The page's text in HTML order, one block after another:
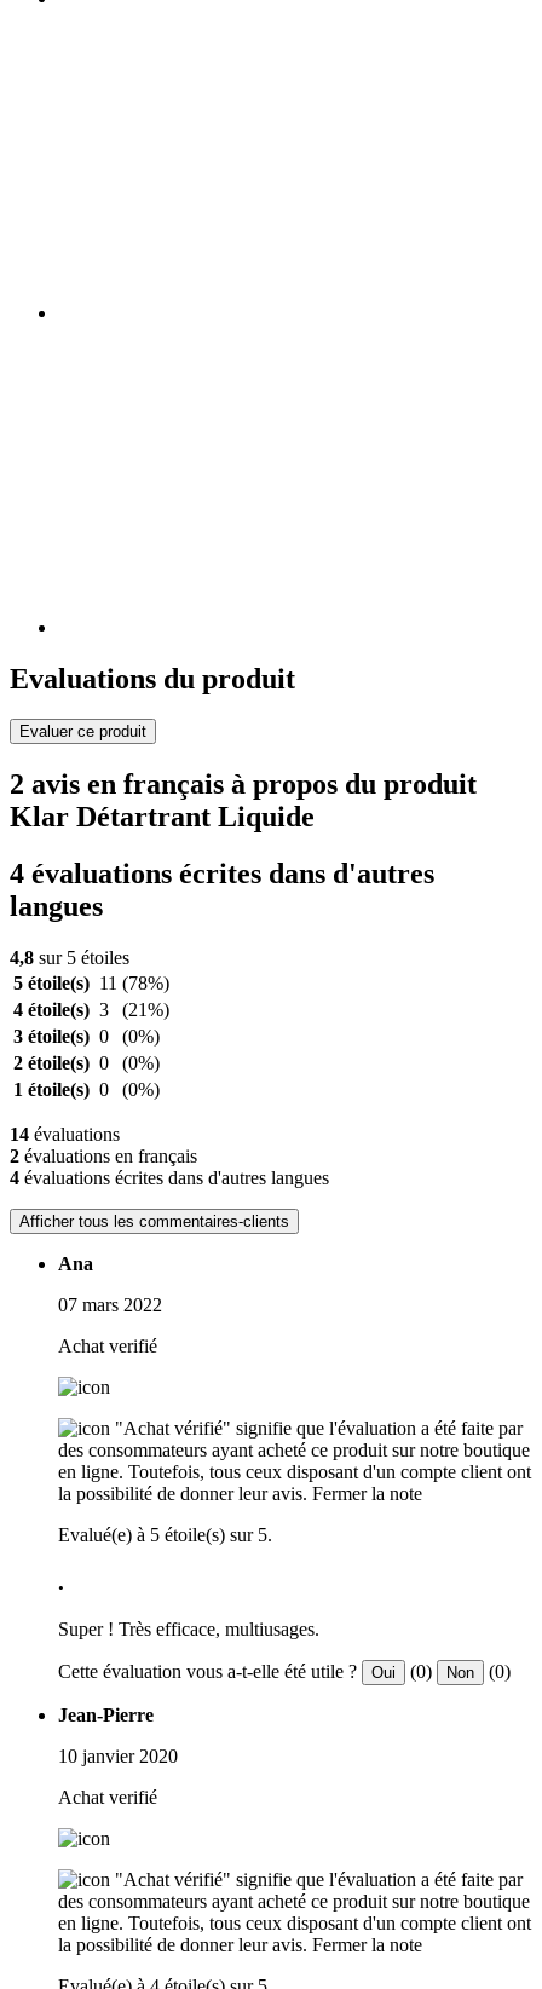
Evaluations du produit
Evaluer ce produit
2 avis en français à propos du produit
Klar Détartrant Liquide
4 évaluations écrites dans d'autres
langues
4,8 sur 5 étoiles
5 étoile(s) 11 (78%)
4 étoile(s) 3
(21%)
3 étoile(s) 0
(0%)
2 étoile(s) 0
(0%)
1 étoile(s) 0 (0%)
14 évaluations
2 évaluations en français
4 évaluations écrites dans d'autres langues
Afficher tous les commentaires-clients
Ana
07 mars 2022
Achat verifié
"Achat vérifié" signifie que l'évaluation a été faite par
des consommateurs ayant acheté ce produit sur notre boutique
en ligne. Toutefois, tous ceux disposant d'un compte client ont
la possibilité de donner leur avis. Fermer la note
Evalué(e) à 5 étoile(s) sur 5.
.
Super ! Très efficace, multiusages.
Cette évaluation vous a-t-elle été utile ? Oui (0) Non (0)
Jean-Pierre
10 janvier 2020
Achat verifié
"Achat vérifié" signifie que l'évaluation a été faite par
des consommateurs ayant acheté ce produit sur notre boutique
en ligne. Toutefois, tous ceux disposant d'un compte client ont
la possibilité de donner leur avis. Fermer la note